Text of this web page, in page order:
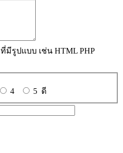
รูปแบบ เช่น HTML PHP
4 5 ดี